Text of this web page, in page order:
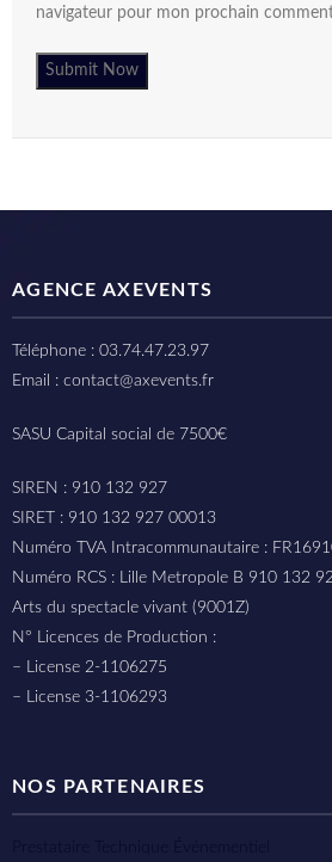
navigateur pour mon prochain
AGENCE AXEVENTS
Téléphone : 03.74.47.23.97
Email : contact@axevents.fr
SASU Capital social de 7500€
SIREN : 910 132 927
SIRET : 910 132 927 00013
Numéro TVA Intracommunautaire :
Numéro RCS : Lille Metropole B 910 132
Arts du spectacle vivant (9001Z)
N° Licences de Production :
– License 2-1106275
– License 3-1106293
NOS PARTENAIRES